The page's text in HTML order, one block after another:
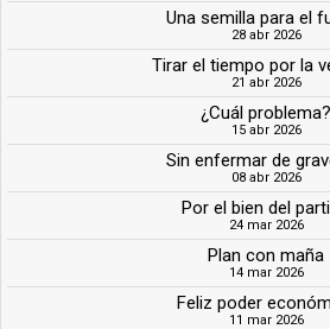
Una semilla para el
28 abr 2026
Tirar el tiempo por la
21 abr 2026
¿Cuál problema?
15 abr 2026
Sin enfermar de
08 abr 2026
Por el bien del
24 mar 2026
Plan con maña
14 mar 2026
Feliz poder
11 mar 2026